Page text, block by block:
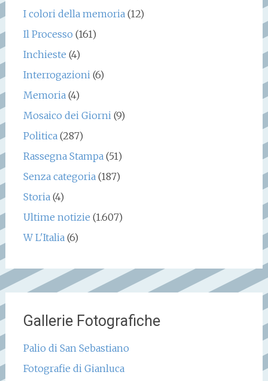
I colori della memoria(12)
Il Processo (161)
Inchieste (4)
Interrogazioni(6)
Memoria(4)
Mosaico dei Giorni(9)
Politica(287)
Rassegna Stampa(51)
Senza categoria(187)
Storia(4)
Ultime notizie (1.607)
W L'Italia(6)
Gallerie Fotografiche
Palio di San Sebastiano
Fotografie di Gianluca